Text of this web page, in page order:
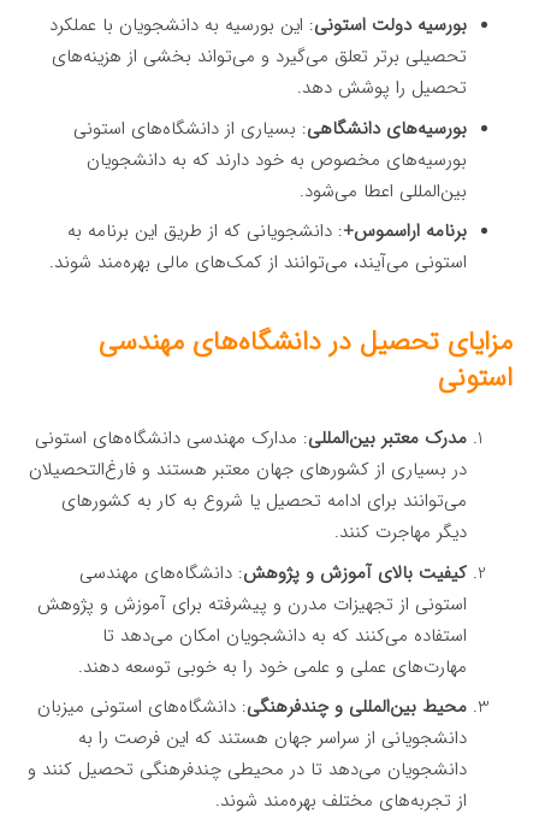
بورسیه دولت استونی: این بورسیه به دانشجویان با عملکرد
تحصیلی برتر تعلق می‌گیرد و می‌تواند بخشی از هزینه‌های
تحصیل را پوشش دهد.
بورسیه‌های دانشگاهی: بسیاری از دانشگاه‌های استونی
بورسیه‌های مخصوص به خود دارند که به دانشجویان
بین‌المللی اعطا می‌شود.
برنامه اراسموس+: دانشجویانی که از طریق این برنامه به
استونی می‌آیند، می‌توانند از کمک‌های مالی بهره‌مند شوند.
مزایای تحصیل در دانشگاه‌های مهندسی
استونی
مدرک معتبر بین‌المللی: مدارک مهندسی دانشگاه‌های استونی
در بسیاری از کشورهای جهان معتبر هستند و فارغ‌التحصیلان
می‌توانند برای ادامه تحصیل یا شروع به کار به کشورهای
دیگر مهاجرت کنند.
کیفیت بالای آموزش و پژوهش: دانشگاه‌های مهندسی
استونی از تجهیزات مدرن و پیشرفته برای آموزش و پژوهش
استفاده می‌کنند که به دانشجویان امکان می‌دهد تا
مهارت‌های عملی و علمی خود را به خوبی توسعه دهند.
محیط بین‌المللی و چندفرهنگی: دانشگاه‌های استونی میزبان
دانشجویانی از سراسر جهان هستند که این فرصت را به
دانشجویان می‌دهد تا در محیطی چندفرهنگی تحصیل کنند و
از تجربه‌های مختلف بهره‌مند شوند.